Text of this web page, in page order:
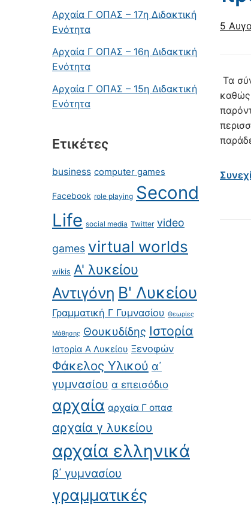
Αρχαία Γ ΟΠΑΣ – 17η Διδακτική
Ενότητα
Αρχαία Γ ΟΠΑΣ – 16η Διδακτική
Ενότητα
Αρχαία Γ ΟΠΑΣ – 15η Διδακτική
Ενότητα
Ετικέτες
business computer games
Facebook role playing Second
Life social media Twitter video
games virtual worlds
wikis Α' λυκείου
Αντιγόνη Β' Λυκείου
Γραμματική Γ Γυμνασίου Θεωρίες
Μάθησης Θουκυδίδης Ιστορία
Ιστορία Α Λυκείου Ξενοφών
Φάκελος Υλικού α΄
γυμνασίου α επεισόδιο
αρχαία αρχαία Γ οπασ
αρχαία γ λυκείου
αρχαία ελληνικά
β΄ γυμνασίου
γραμματικές
5
Τα
καθώς